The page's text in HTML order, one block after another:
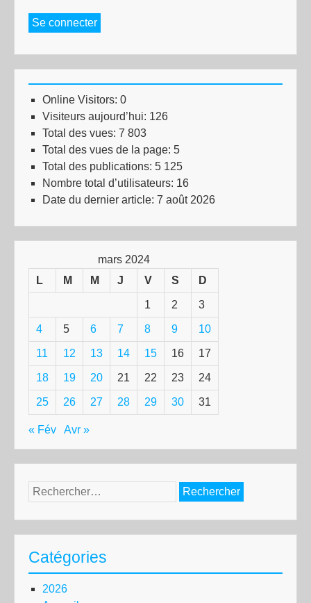
Se connecter
Online Visitors: 0
Visiteurs aujourd’hui: 126
Total des vues: 7 803
Total des vues de la page: 5
Total des publications: 5 125
Nombre total d’utilisateurs: 16
Date du dernier article: 7 août 2026
mars 2024
L
M M J V S D
1 2 3
4 5 6 7 8 9 10
11 12 13 14 15 16 17
18 19 20 21 22 23 24
25 26 27 28 29 30 31
« Fév Avr »
Rechercher :
Catégories
2026